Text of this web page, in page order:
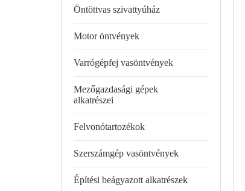
Öntöttvas szivattyúház
Motor öntvények
Varrógépfej vasöntvények
Mezőgazdasági gépek
alkatrészei
Felvonótartozékok
Szerszámgép vasöntvények
Építési beágyazott alkatrészek